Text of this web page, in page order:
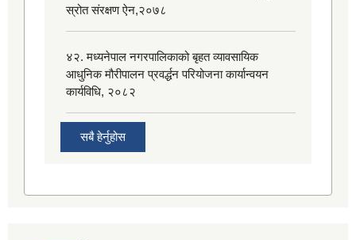
स्रोत संरक्षण ऐन,२०७८
४२. मध्यनेपाल नगरपालिकाको बृहत व्यावसायिक
आधुनिक मौरीपालन प्रवर्द्धन परियोजना कार्यान्वयन
कार्यविधि, २०८२
सबै हेर्नुहोस